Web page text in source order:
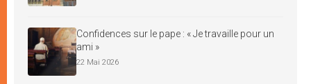
Confidences sur le pape : « Je travaille pour un
ami »
22 Mai 2026